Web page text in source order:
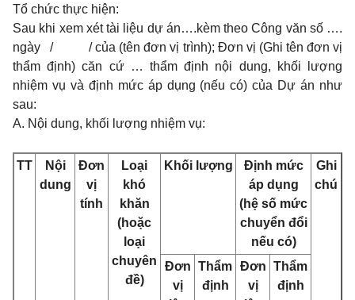
Tổ chức thực hiện:
Sau khi xem xét tài liệu dự án….kèm theo Công văn số ….
ngày / / của (tên đơn vị trình); Đơn vị (Ghi tên đơn vị
thẩm định) căn cứ … thẩm định nội dung, khối lượng
nhiệm vụ và định mức áp dụng (nếu có) của Dự án như
sau:
A. Nội dung, khối lượng nhiệm vụ:
TT
Nội
dung
Đơn
vị
tính
Loại
khó
khăn
(hoặc
loại
chuyên
đề)
Khối lượng
Định mức
áp dụng
(hệ số mức
chuyển đổi
nếu có)
Ghi
chú
Đơn
vị
Thẩm
định
Đơn
vị
Thẩm
định